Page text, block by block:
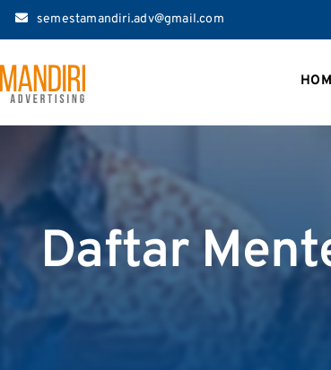
semestamandiri.adv@gmail.com
Daftar